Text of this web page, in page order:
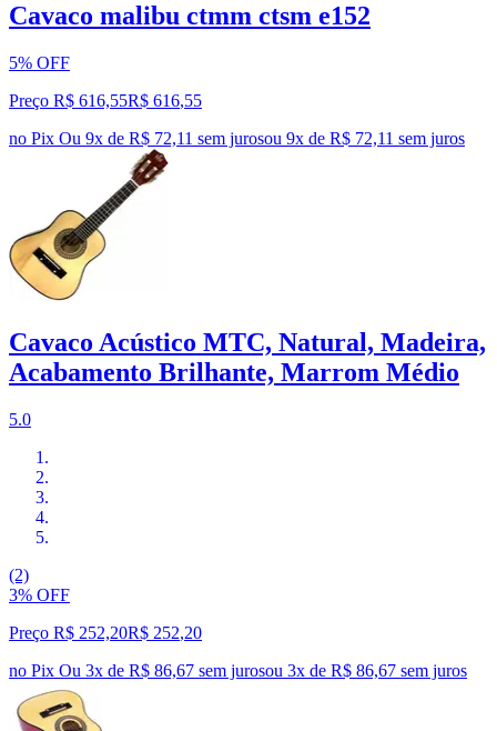
Cavaco malibu ctmm ctsm e152
5% OFF
Preço R$ 616,55R$ 616,55
no Pix Ou 9x de R$ 72,11 sem jurosou 9x de R$ 72,11 sem juros
Cavaco Acústico MTC, Natural, Madeira,
Acabamento Brilhante, Marrom Médio
5.0
(2)
3% OFF
Preço R$ 252,20R$ 252,20
no Pix Ou 3x de R$ 86,67 sem jurosou 3x de R$ 86,67 sem juros